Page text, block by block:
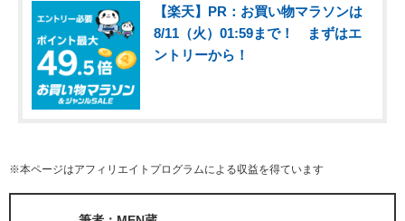
【楽天】PR：お買い物マラソンは
8/11（火）01:59まで！ まずはエ
ントリーから！
※本ページはアフィリエイトプログラムによる収益を得ています